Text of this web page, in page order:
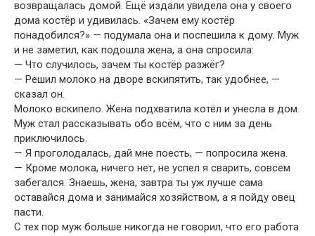
возвращалась домой. Ещё издали увидела она у своего
дома костёр и удивилась. «Зачем ему костёр
понадобился?» — подумала она и поспешила к дому. Муж
и не заметил, как подошла жена, а она спросила:
— Что случилось, зачем ты костёр разжёг?
— Решил молоко на дворе вскипятить, так удобнее, —
сказал он.
Молоко вскипело. Жена подхватила котёл и унесла в дом.
Муж стал рассказывать обо всём, что с ним за день
приключилось.
— Я проголодалась, дай мне поесть, — попросила жена.
— Кроме молока, ничего нет, не успел я сварить, совсем
забегался. Знаешь, жена, завтра ты уж лучше сама
оставайся дома и занимайся хозяйством, а я пойду овец
пасти.
С тех пор муж больше никогда не говорил, что его работа